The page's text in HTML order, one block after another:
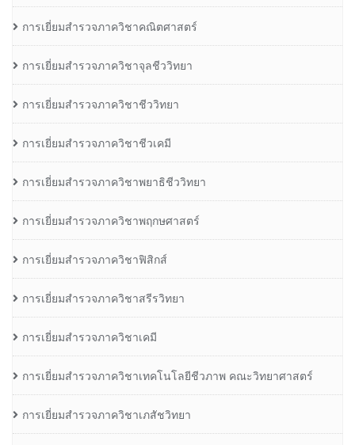
การเยี่ยมสำรวจภาควิชาคณิตศาสตร์
การเยี่ยมสำรวจภาควิชาจุลชีววิทยา
การเยี่ยมสำรวจภาควิชาชีววิทยา
การเยี่ยมสำรวจภาควิชาชีวเคมี
การเยี่ยมสำรวจภาควิชาพยาธิชีววิทยา
การเยี่ยมสำรวจภาควิชาพฤกษศาสตร์
การเยี่ยมสำรวจภาควิชาฟิสิกส์
การเยี่ยมสำรวจภาควิชาสรีรวิทยา
การเยี่ยมสำรวจภาควิชาเคมี
การเยี่ยมสำรวจภาควิชาเทคโนโลยีชีวภาพ คณะวิทยาศาสตร์
การเยี่ยมสำรวจภาควิชาเภสัชวิทยา